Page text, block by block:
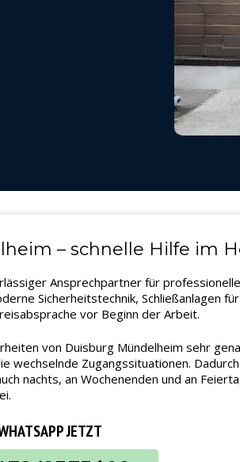
– schnelle Hilfe im
Ansprechpartner für
Sicherheitstechnik, Schließanlagen
vor Beginn der Arbeit.
von Duisburg Mündelheim sehr
wechselnde Zugangssituationen.
nachts, an Wochenenden und an
JETZT